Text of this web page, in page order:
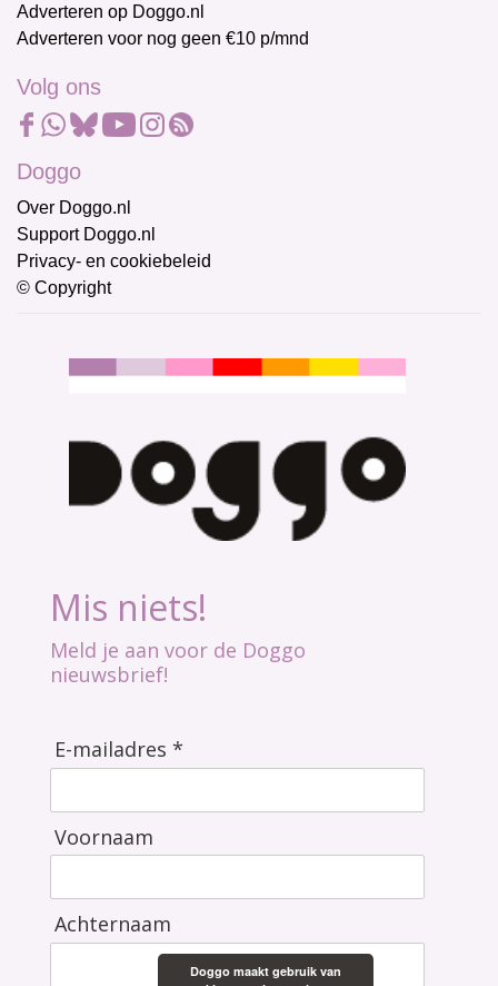
Adverteren op Doggo.nl
Adverteren voor nog geen €10 p/mnd
Volg ons
Doggo
Over Doggo.nl
Support Doggo.nl
Privacy- en cookiebeleid
© Copyright
Mis niets!
Meld je aan voor de Doggo
nieuwsbrief!
E-mailadres *
Voornaam
Achternaam
Doggo maakt gebruik van